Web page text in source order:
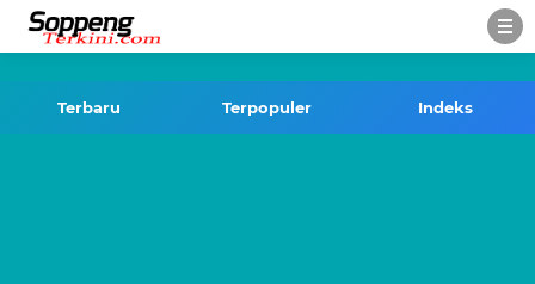
Terbaru Terpopuler Indeks